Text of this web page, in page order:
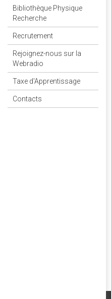
Bibliothèque Physique
Recherche
Recrutement
Rejoignez-nous sur la
Webradio
Taxe d'Apprentissage
Contacts